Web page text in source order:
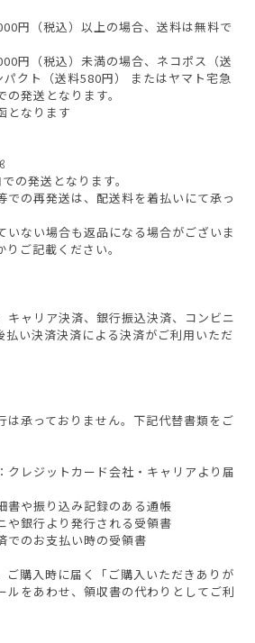
円（税込）以上の場合、送料は無料で
円（税込）未満の場合、ネコポス（送
クト（送料580円） またはヤマト宅急
発送となります。
となります
の発送となります。
での再発送は、配送料を着払いにて承っ
いない場合も返品になる場合がございま
ご記載ください。
キャリア決済、銀行振込決済、コンビニ
い決済決済による決済がご利用いただ
は承っておりません。下記代替書類をご
クレジットカード会社・キャリアより届
書や振り込み記録のある通帳
や銀行より発行される受領書
でのお支払い時の受領書
ご購入時に届く「ご購入いただきありが
ルをあわせ、領収書の代わりとしてご利